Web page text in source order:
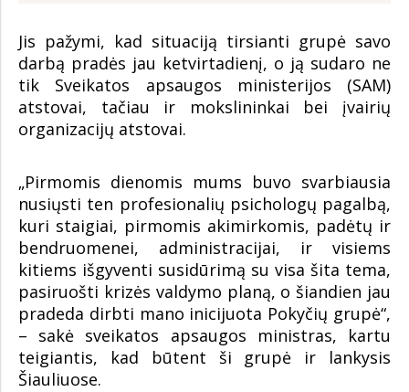
Jis pažymi, kad situaciją tirsianti grupė savo
darbą pradės jau ketvirtadienį, o ją sudaro ne
tik Sveikatos apsaugos ministerijos (SAM)
atstovai, tačiau ir mokslininkai bei įvairių
organizacijų atstovai.
„Pirmomis dienomis mums buvo svarbiausia
nusiųsti ten profesionalių psichologų pagalbą,
kuri staigiai, pirmomis akimirkomis, padėtų ir
bendruomenei, administracijai, ir visiems
kitiems išgyventi susidūrimą su visa šita tema,
pasiruošti krizės valdymo planą, o šiandien jau
pradeda dirbti mano inicijuota Pokyčių grupė“,
– sakė sveikatos apsaugos ministras, kartu
teigiantis, kad būtent ši grupė ir lankysis
Šiauliuose.